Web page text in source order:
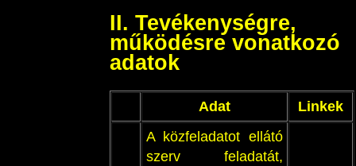
II. Tevékenységre,
működésre vonatkozó
adatok
Adat Linkek
A közfeladatot ellátó
szerv feladatát,